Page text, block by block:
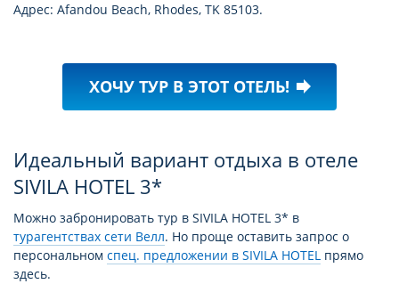
Адрес: Afandou Beach, Rhodes, TK 85103.
ХОЧУ ТУР В ЭТОТ ОТЕЛЬ! forward
Идеальный вариант отдыха в отеле
SIVILA HOTEL 3*
Можно забронировать тур в SIVILA HOTEL 3* в
турагентствах сети Велл. Но проще оставить запрос о
персональном спец. предложении в SIVILA HOTEL прямо
здесь.